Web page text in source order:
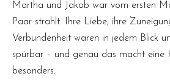
Martha und Jakob war vom ersten
Paar strahlt. Ihre Liebe, ihre
Verbundenheit waren in jedem Blick
spürbar – und genau das macht eine
besonders.